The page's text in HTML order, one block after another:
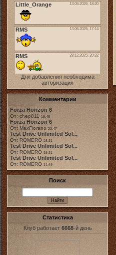
Для добавления необходима
авторизация
Комментарии
Forza Horizon 6
От: chep811 19:48
Forza Horizon 6
От: MaxFiorano 23:47
Test Drive Unlimited Sol...
От: ROMERO 18:31
Test Drive Unlimited Sol...
От: ROMERO 19:31
Test Drive Unlimited Sol...
От: ROMERO 11:49
Поиск
Статистика
Клуб работает 6668-й день